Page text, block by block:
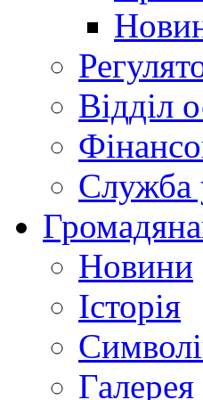
Відділ
Служба
Новини
Історія
Галерея